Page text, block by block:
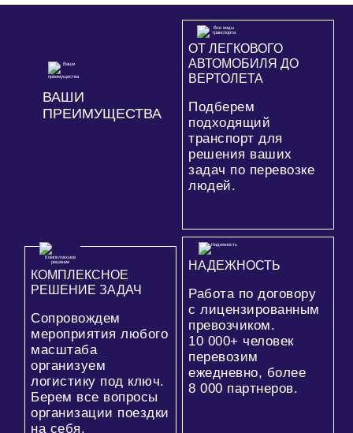
ВАШИ
ПРЕИМУЩЕСТВА
ОТ ЛЕГКОВОГО
АВТОМОБИЛЯ ДО
ВЕРТОЛЕТА
Подберем
подходящий
транспорт для
решения ваших
задач по перевозке
людей.
КОМПЛЕКСНОЕ
РЕШЕНИЕ ЗАДАЧ
Сопровождем
мероприятия любого
масштаба
организуем
логистику под ключ.
Берем все вопросы
организации поездки
на себя.
НАДЕЖНОСТЬ
Работа по договору
с лицензированным
превозчиком.
10 000+ человек
перевозим
ежедневно, более
8 000 партнеров.